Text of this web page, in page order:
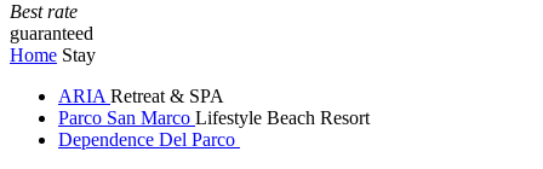
Best rate
guaranteed
Home Stay
ARIA Retreat & SPA
Parco San Marco Lifestyle Beach Resort
Dependence Del Parco